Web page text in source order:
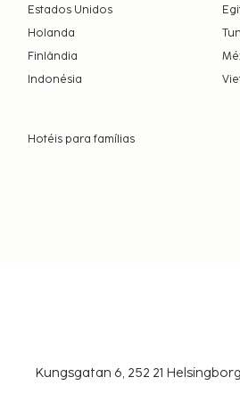
Estados Unidos
Holanda
Finlândia
Indonésia
Hotéis para famílias
Kungsgatan 6, 252 21